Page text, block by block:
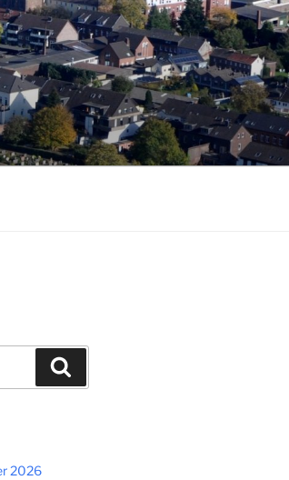
2026